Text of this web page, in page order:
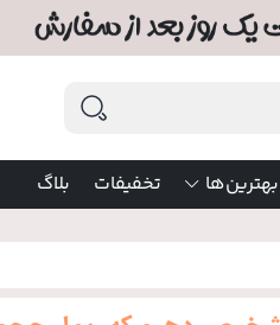
بهترین‌ها تخفیفات بلاگ